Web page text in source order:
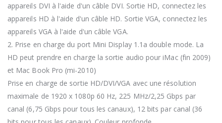
appareils DVI à l'aide d'un câble DVI. Sortie HD, connectez les
appareils HD à l'aide d'un câble HD. Sortie VGA, connectez les
appareils VGA à l'aide d'un câble VGA.
2. Prise en charge du port Mini Display 1.1a double mode. La
HD peut prendre en charge la sortie audio pour iMac (fin 2009)
et Mac Book Pro (mi-2010)
Prise en charge de sortie HD/DVI/VGA avec une résolution
maximale de 1920 x 1080p 60 Hz, 225 MHz/2,25 Gbps par
canal (6,75 Gbps pour tous les canaux), 12 bits par canal (36